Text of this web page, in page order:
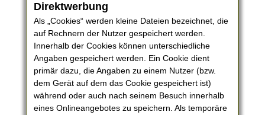
Direktwerbung
Als „Cookies“ werden kleine Dateien bezeichnet, die
auf Rechnern der Nutzer gespeichert werden.
Innerhalb der Cookies können unterschiedliche
Angaben gespeichert werden. Ein Cookie dient
primär dazu, die Angaben zu einem Nutzer (bzw.
dem Gerät auf dem das Cookie gespeichert ist)
während oder auch nach seinem Besuch innerhalb
eines Onlineangebotes zu speichern. Als temporäre